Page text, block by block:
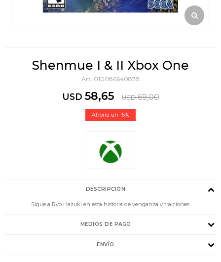
Shenmue I & II Xbox One
010086640878
USD 58,65 USD 69,00
15
DESCRIPCIÓN
Sigue a Ryo Hazuki en esta historia de venganza y traiciones.
MEDIOS DE PAGO
ENVÍO